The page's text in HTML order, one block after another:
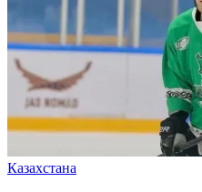
Казахстана